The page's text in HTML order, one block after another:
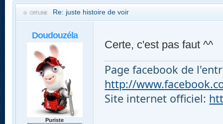
Re: juste histoire de voir
Doudouzéla
Puriste
Certe, c'est pas faut ^^
Page facebook de
http://
Site internet officiel: